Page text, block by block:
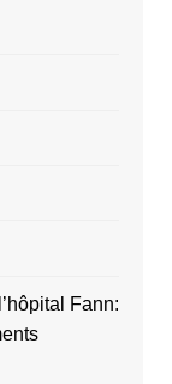
Fann: